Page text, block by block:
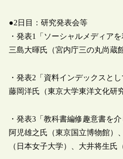
●2日目：研究発表会等
・発表1「ソーシャルメディア
三島大暉氏（宮内庁三の丸尚蔵館
・発表2「資料インデックスと
藤岡洋氏（東京大学東洋文化研
・発表3「教科書編修趣意書を
阿児雄之氏（東京国立博物館）
（日本女子大学）、大井将生氏